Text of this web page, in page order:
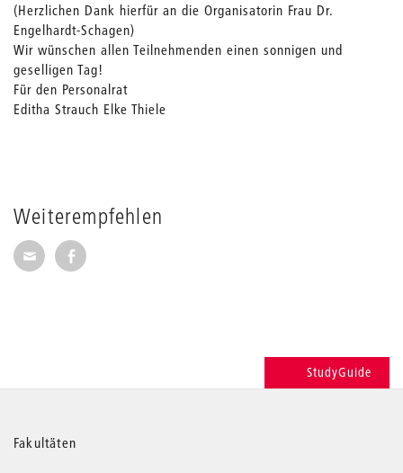
Weiterempfehlen
Seite per E-Mail weiterempfehlen
Seite auf Facebook weiterempfehlen
(Herzlichen Dank hierfür an die Organisatorin Frau Dr.
Engelhardt-Schagen)
Wir wünschen allen Teilnehmenden einen sonnigen und
geselligen Tag!
Für den Personalrat
Editha Strauch Elke Thiele
StudyGuide
Weitere
Fakultäten